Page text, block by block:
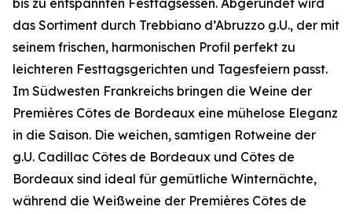
bis zu entspannten Festtagsessen. Abgerundet wird
das Sortiment durch Trebbiano d’Abruzzo g.U., der mit
seinem frischen, harmonischen Profil perfekt zu
leichteren Festtagsgerichten und Tagesfeiern passt.
Im Südwesten Frankreichs bringen die Weine der
Premières Côtes de Bordeaux eine mühelose Eleganz
in die Saison. Die weichen, samtigen Rotweine der
g.U. Cadillac Côtes de Bordeaux und Côtes de
Bordeaux sind ideal für gemütliche Winternächte,
während die Weißweine der Premières Côtes de